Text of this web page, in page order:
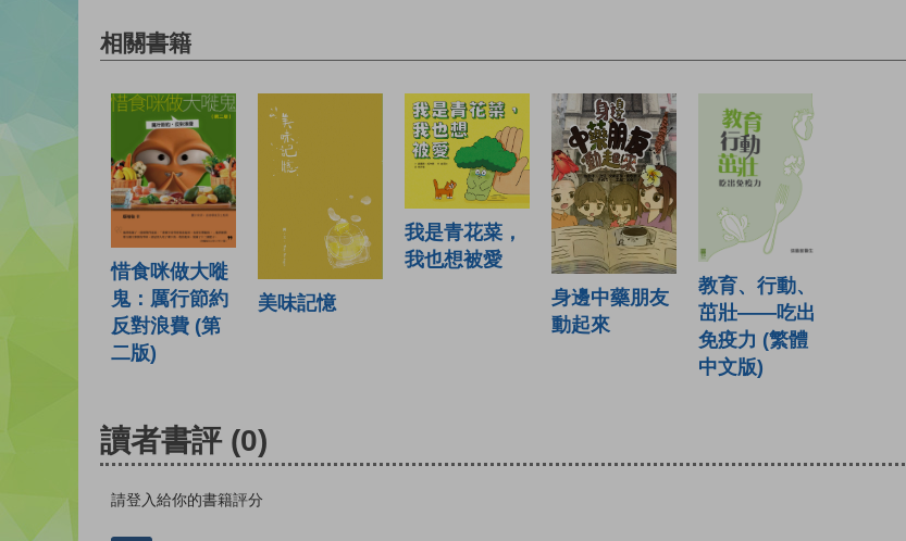
相關書籍
惜食咪做大嘥
鬼：厲行節約
反對浪費 (第
二版)
美味記憶
我是青花菜，
我也想被愛
身邊中藥朋友
動起來
教育、行動、
茁壯——吃出
免疫力 (繁體
中文版)
讀者書評 (0)
請登入給你的書籍評分